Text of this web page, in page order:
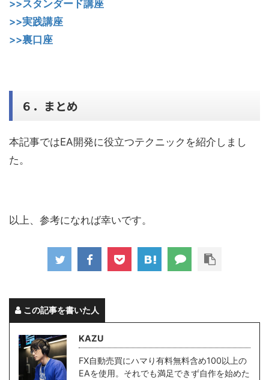
>>スタンダード講座
>>実践講座
>>裏口座
６．まとめ
本記事ではEA開発に役立つテクニックを紹介しまし
た。
以上、参考になれば幸いです。
この記事を書いた人
KAZU
FX自動売買にハマり有料無料含め100以上の
EAを使用。それでも満足できず自作を始めた